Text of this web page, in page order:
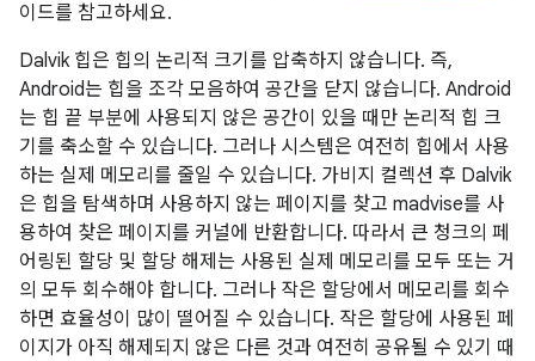
이드를 참고하세요.
Dalvik 힙은 힙의 논리적 크기를 압축하지 않습니다. 즉,
Android는 힙을 조각 모음하여 공간을 닫지 않습니다. Android
는 힙 끝 부분에 사용되지 않은 공간이 있을 때만 논리적 힙 크
기를 축소할 수 있습니다. 그러나 시스템은 여전히 힙에서 사용
하는 실제 메모리를 줄일 수 있습니다. 가비지 컬렉션 후 Dalvik
은 힙을 탐색하며 사용하지 않는 페이지를 찾고 madvise를 사
용하여 찾은 페이지를 커널에 반환합니다. 따라서 큰 청크의 페
어링된 할당 및 할당 해제는 사용된 실제 메모리를 모두 또는 거
의 모두 회수해야 합니다. 그러나 작은 할당에서 메모리를 회수
하면 효율성이 많이 떨어질 수 있습니다. 작은 할당에 사용된 페
이지가 아직 해제되지 않은 다른 것과 여전히 공유될 수 있기 때